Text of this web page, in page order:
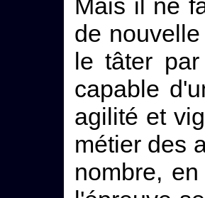
Mais il ne
de
le tâter
capable
agilité et
métier des
nombre,